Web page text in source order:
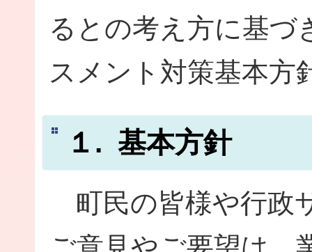
るとの考え方に基づ
スメント対策基本方
１. 基本方針
町民の皆様や行政